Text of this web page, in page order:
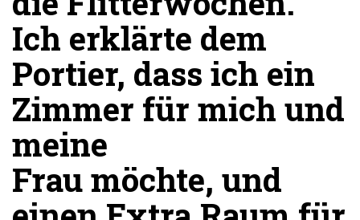
Ich erklärte dem
Portier, dass ich ein
Zimmer für mich und
meine
Frau möchte, und